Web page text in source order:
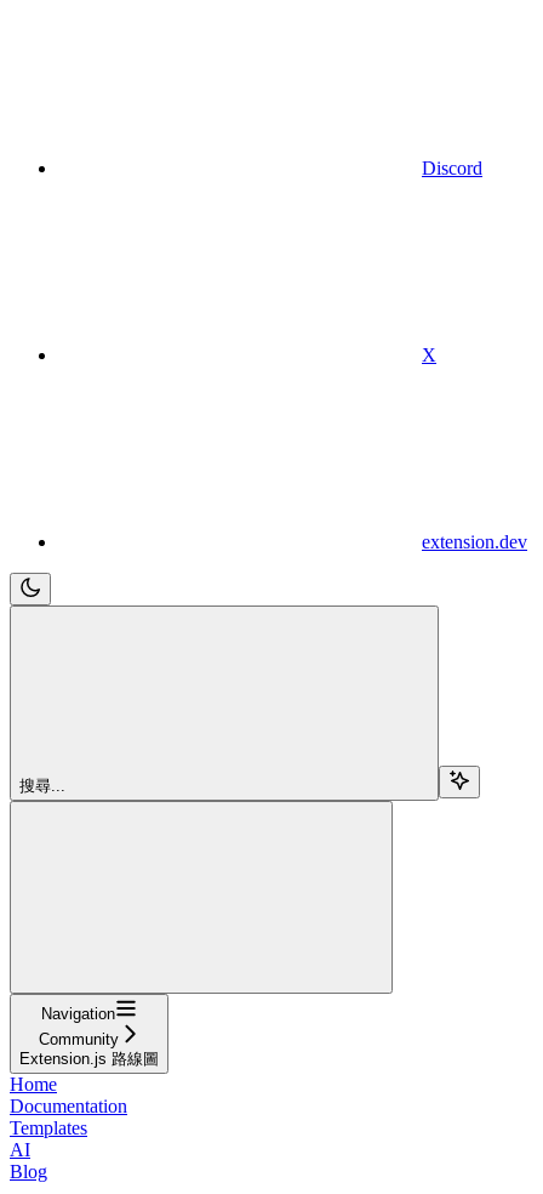
Discord
X
extension.dev
搜尋...
Navigation
Community
Extension.js 路線圖
Home
Documentation
Templates
AI
Blog